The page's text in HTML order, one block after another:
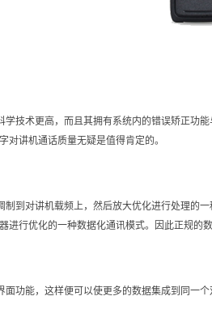
技术更高，而且其拥有系统内的错误矫正功
对讲机通话质量无疑是值得肯定的。
到对讲机载频上，然后放大优化进行处理的
进行优化的一种数据化通讯模式。因此正规的
功能，这样便可以使更多的数据集成到同一